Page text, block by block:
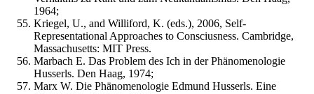
1964;
Kriegel, U., and Williford, K. (eds.), 2006, Self-
Representational Approaches to Consciusness. Cambridge,
Massachusetts: MIT Press.
Marbach E. Das Problem des Ich in der Phänomenologie
Husserls. Den Haag, 1974;
Marx W. Die Phänomenologie Edmund Husserls. Eine